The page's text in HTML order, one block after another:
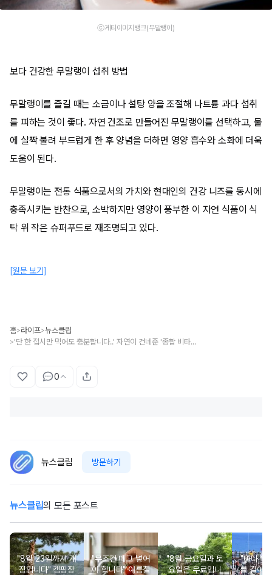
ⓒ게티이미지뱅크(무말랭이)
보다 건강한 무말랭이 섭취 방법
무말랭이를 즐길 때는 소금이나 설탕 양을 조절해 나트륨 과다 섭취
를 피하는 것이 좋다. 자연 건조로 만들어진 무말랭이를 선택하고, 물
에 살짝 불려 부드럽게 한 후 양념을 더하면 영양 흡수와 소화에 더욱
도움이 된다.
무말랭이는 전통 식품으로서의 가치와 현대인의 건강 니즈를 동시에
충족시키는 반찬으로, 소박하지만 영양이 풍부한 이 자연 식품이 식
탁 위 작은 슈퍼푸드로 재조명되고 있다.
[원문 보기]
홈>라이프>뉴스클립
> '단 한 접시만 먹어도 충분합니다..' 자연이 건네준 '종합 비타민' 수준이라는 우리나라 '밥도둑' 인기 반찬
0
뉴스클립 방문하기
뉴스클립의 모든 포스트
"8월 23일까지 개
장입니다" 캠핑장
"무조건 떼고 넣어
야 합니다" 여름철
"8월 금요일과 토
요일은 무료입니
"바다 위
를 걸어